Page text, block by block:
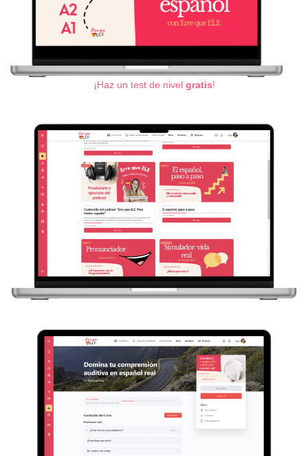
¡Haz un test de nivel gratis!